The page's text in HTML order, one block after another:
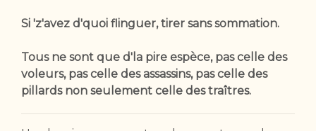
Si 'z'avez d'quoi flinguer, tirer sans sommation.
Tous ne sont que d'la pire espèce, pas celle des
voleurs, pas celle des assassins, pas celle des
pillards non seulement celle des traîtres.